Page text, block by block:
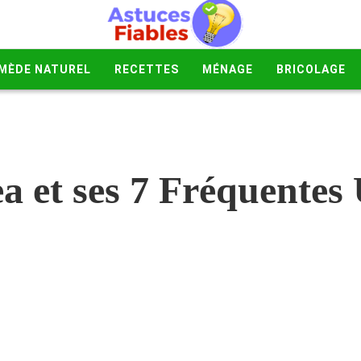
NATUREL RECETTES MÉNAGE BRICOLAGE
et ses 7